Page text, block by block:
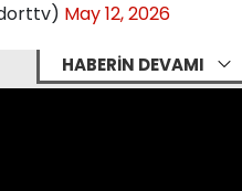
May 12, 2026
HABERİN DEVAMI